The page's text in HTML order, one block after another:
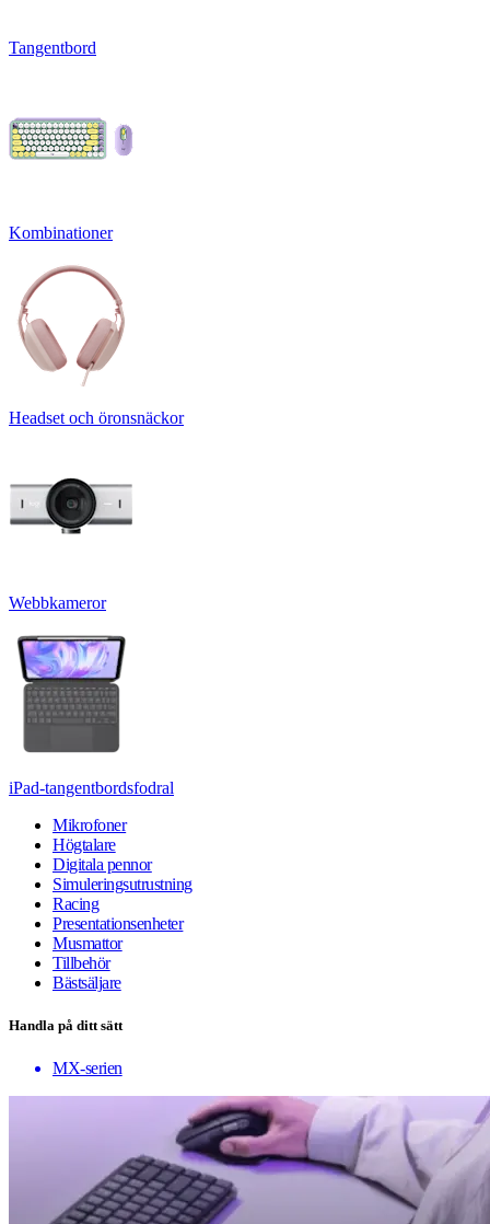
Tangentbord
Kombinationer
Headset och öronsnäckor
Webbkameror
iPad-tangentbordsfodral
Mikrofoner
Högtalare
Digitala pennor
Simuleringsutrustning
Racing
Presentationsenheter
Musmattor
Tillbehör
Bästsäljare
Handla på ditt sätt
MX-serien